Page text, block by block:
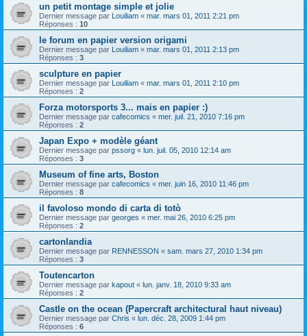
un petit montage simple et jolie
Dernier message par Louiliam « mar. mars 01, 2011 2:21 pm
Réponses : 10
le forum en papier version origami
Dernier message par Louiliam « mar. mars 01, 2011 2:13 pm
Réponses : 3
sculpture en papier
Dernier message par Louiliam « mar. mars 01, 2011 2:10 pm
Réponses : 2
Forza motorsports 3... mais en papier :)
Dernier message par cafecomics « mer. juil. 21, 2010 7:16 pm
Réponses : 2
Japan Expo + modèle géant
Dernier message par pssorg « lun. juil. 05, 2010 12:14 am
Réponses : 3
Museum of fine arts, Boston
Dernier message par cafecomics « mer. juin 16, 2010 11:46 pm
Réponses : 8
il favoloso mondo di carta di totò
Dernier message par georges « mer. mai 26, 2010 6:25 pm
Réponses : 2
cartonlandia
Dernier message par RENNESSON « sam. mars 27, 2010 1:34 pm
Réponses : 3
Toutencarton
Dernier message par kapout « lun. janv. 18, 2010 9:33 am
Réponses : 2
Castle on the ocean (Papercraft architectural haut niveau)
Dernier message par Chris « lun. déc. 28, 2009 1:44 pm
Réponses : 6